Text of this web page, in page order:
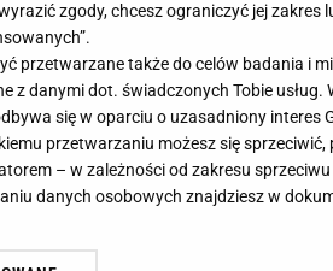
zgody, chcesz ograniczyć jej
przetwarzane także do celów badania i
z danymi dot. świadczonych Tobie
się w oparciu o uzasadniony interes
przetwarzaniu możesz się
– w zależności od zakresu
danych osobowych znajdziesz w